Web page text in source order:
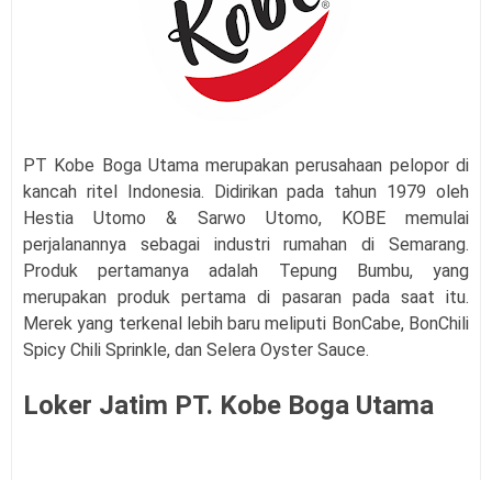
PT Kobe Boga Utama merupakan perusahaan pelopor di
kancah ritel Indonesia. Didirikan pada tahun 1979 oleh
Hestia Utomo & Sarwo Utomo, KOBE memulai
perjalanannya sebagai industri rumahan di Semarang.
Produk pertamanya adalah Tepung Bumbu, yang
merupakan produk pertama di pasaran pada saat itu.
Merek yang terkenal lebih baru meliputi BonCabe, BonChili
Spicy Chili Sprinkle, dan Selera Oyster Sauce.
Loker Jatim PT. Kobe Boga Utama